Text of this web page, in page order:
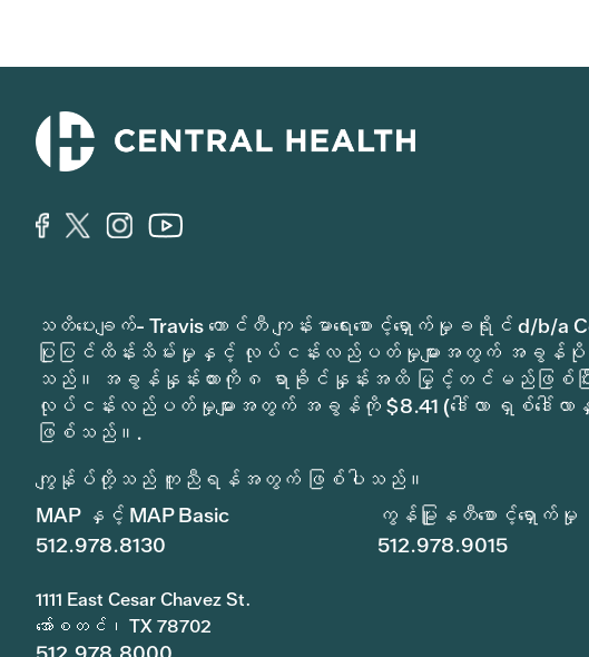
သတိပေးချက်- Travis ကောင်တီ ကျန်းမာရေးစောင့်ရှောက်မှုခရိုင်
ပြုပြင်ထိန်းသိမ်းမှုနှင့် လုပ်ငန်းလည်ပတ်မှုများအတွက် အခွန်
သည်။ အခွန်နှုန်းထားကို ၈ ရာခိုင်နှုန်းအထိ မြှင့်တင်မည်ဖြစ်ပ
လုပ်ငန်းလည်ပတ်မှုများအတွက် အခွန်ကို $8.41 (ဒေါ်လာ ရှစ်ဒေ
ဖြစ်သည်။.
ကျွန်ုပ်တို့သည် ကူညီရန်အတွက် ဖြစ်ပါသည်။
MAP နှင့် MAP Basic
512.978.8130
ကွန်မြူနတီစောင့်ရှောက်မှု
512.978.9015
1111 East Cesar Chavez St.
အော်စတင်၊ TX 78702